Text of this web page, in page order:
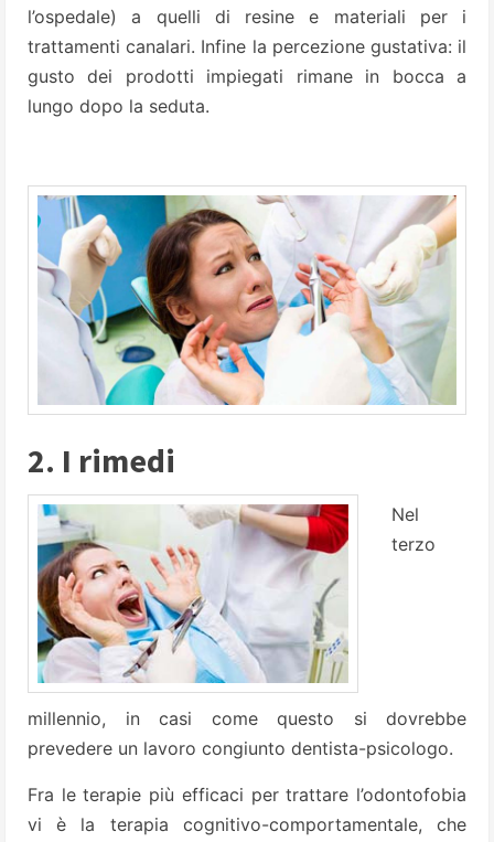
l’ospedale) a quelli di resine e materiali per i
trattamenti canalari. Infine la percezione gustativa: il
gusto dei prodotti impiegati rimane in bocca a
lungo dopo la seduta.
2. I rimedi
Nel
terzo
millennio, in casi come questo si dovrebbe
prevedere un lavoro congiunto dentista-psicologo.
Fra le terapie più efficaci per trattare l’odontofobia
vi è la terapia cognitivo-comportamentale, che